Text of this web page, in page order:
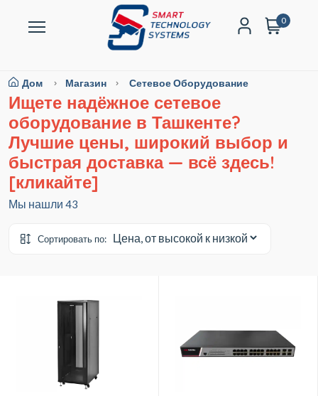
0
Дом Магазин Сетевое Оборудование
Ищете надёжное сетевое
оборудование в Ташкенте?
Лучшие цены, широкий выбор и
быстрая доставка — всё здесь!
[кликайте]
Мы нашли 43
Сортировать по: